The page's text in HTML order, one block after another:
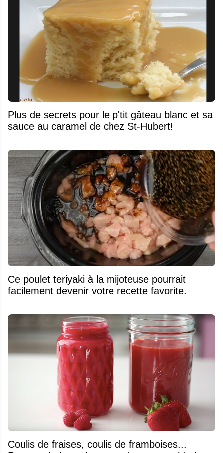
Plus de secrets pour le p'tit gâteau blanc et sa
sauce au caramel de chez St-Hubert!
Ce poulet teriyaki à la mijoteuse pourrait
facilement devenir votre recette favorite.
Coulis de fraises, coulis de framboises...